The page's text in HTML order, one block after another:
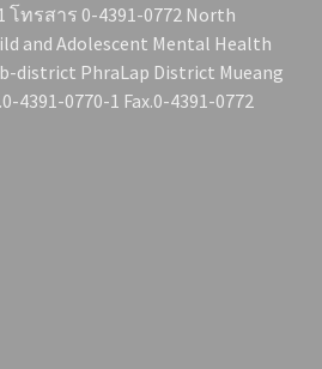
โทรสาร 0-4391-0772 North
and Adolescent Mental Health
district PhraLap District Mueang
4391-0770-1 Fax.0-4391-0772